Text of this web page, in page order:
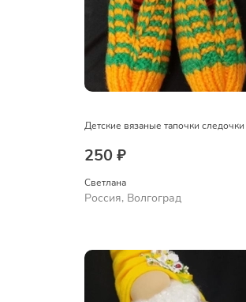
Детские вязаные тапочки следочки
250 ₽
Светлана
Россия, Волгоград